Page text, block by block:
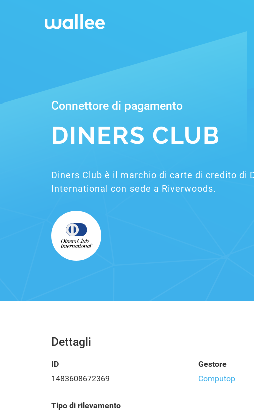
Connettore di pagamento
DINERS CLUB
Diners Club è il marchio di carte di credito di
International con sede a Riverwoods.
Dettagli
ID
1483608672369
Gestore
Computop
Tipo di rilevamento